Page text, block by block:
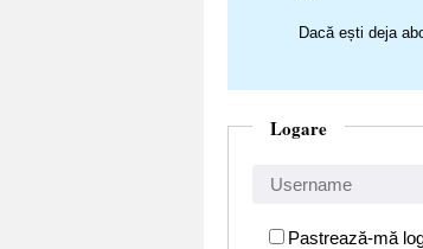
Dacă ești deja
Logare
Pastrează-mă